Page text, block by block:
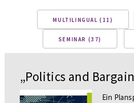
MULTILINGUAL (11)
SEMINAR (37)
„Politics and
Ein